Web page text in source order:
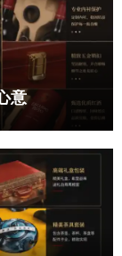
意